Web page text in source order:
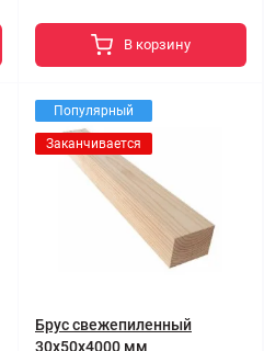
В корзину
Популярный
Заканчивается
Брус свежепиленный
30x50x4000 мм